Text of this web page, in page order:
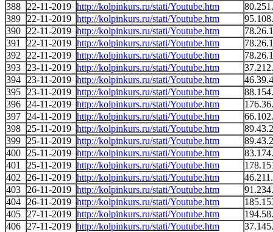
388
22-11-2019 http://kolpinkurs.ru/stati/Youtube.htm
389
22-11-2019 http://kolpinkurs.ru/stati/Youtube.htm
390
22-11-2019 http://kolpinkurs.ru/stati/Youtube.htm
391
22-11-2019 http://kolpinkurs.ru/stati/Youtube.htm
392
22-11-2019 http://kolpinkurs.ru/stati/Youtube.htm
393
23-11-2019 http://kolpinkurs.ru/stati/Youtube.htm
394
23-11-2019 http://kolpinkurs.ru/stati/Youtube.htm
395
23-11-2019 http://kolpinkurs.ru/stati/Youtube.htm
396
24-11-2019 http://kolpinkurs.ru/stati/Youtube.htm
397
24-11-2019 http://kolpinkurs.ru/stati/Youtube.htm
398
25-11-2019 http://kolpinkurs.ru/stati/Youtube.htm
399
25-11-2019 http://kolpinkurs.ru/stati/Youtube.htm
400
25-11-2019 http://kolpinkurs.ru/stati/Youtube.htm
401
25-11-2019 http://kolpinkurs.ru/stati/Youtube.htm
402
26-11-2019 http://kolpinkurs.ru/stati/Youtube.htm
403
26-11-2019 http://kolpinkurs.ru/stati/Youtube.htm
404
26-11-2019 http://kolpinkurs.ru/stati/Youtube.htm
405
27-11-2019 http://kolpinkurs.ru/stati/Youtube.htm
406
27-11-2019 http://kolpinkurs.ru/stati/Youtube.htm